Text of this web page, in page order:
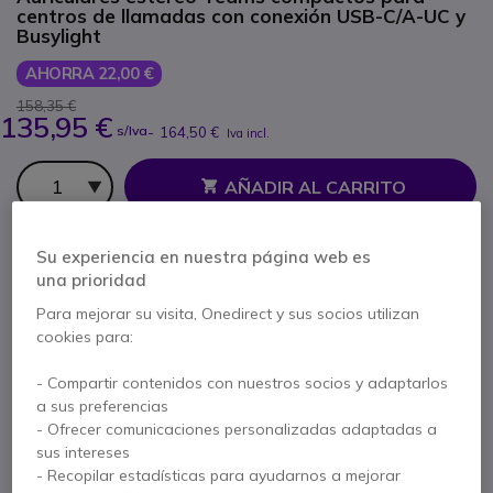
centros de llamadas con conexión USB-C/A-UC y
Busylight
AHORRA 22,00 €
158,35 €
135,95 € s/Iva- 164,50 € Iva incl.
Cantidad
AÑADIR AL CARRITO
PRESUPUESTO EN 4 H
100+ productos en stock plataforma
Entrega:
3 años de garantía
Paga en 3 pagos de
Su experiencia en nuestra página web es
una prioridad
Para mejorar su visita, Onedirect y sus socios utilizan
cookies para:
- Compartir contenidos con nuestros socios y adaptarlos
a sus preferencias
- Ofrecer comunicaciones personalizadas adaptadas a
sus intereses
- Recopilar estadísticas para ayudarnos a mejorar